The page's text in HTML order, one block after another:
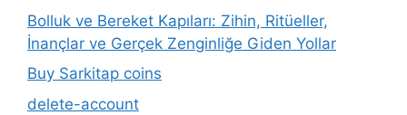
Bolluk ve Bereket Kapıları: Zihin, Ritüeller,
İnançlar ve Gerçek Zenginliğe Giden Yollar
Buy Sarkitap coins
delete-account